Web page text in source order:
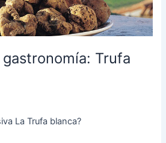
Trufa
La Trufa blanca?